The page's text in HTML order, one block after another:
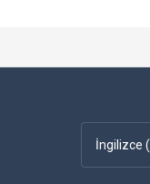
İngilizce